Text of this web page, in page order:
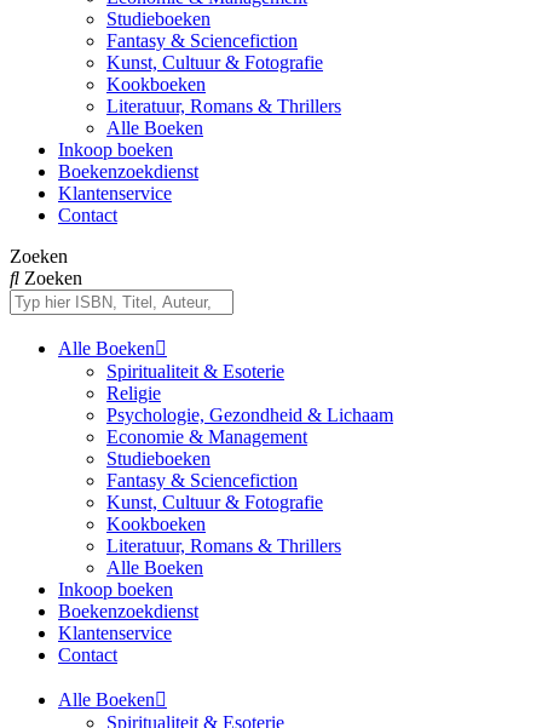
Studieboeken
Fantasy & Sciencefiction
Kunst, Cultuur & Fotografie
Kookboeken
Literatuur, Romans & Thrillers
Alle Boeken
Inkoop boeken
Boekenzoekdienst
Klantenservice
Contact
Zoeken
Zoeken
Alle Boeken
Spiritualiteit & Esoterie
Religie
Psychologie, Gezondheid & Lichaam
Economie & Management
Studieboeken
Fantasy & Sciencefiction
Kunst, Cultuur & Fotografie
Kookboeken
Literatuur, Romans & Thrillers
Alle Boeken
Inkoop boeken
Boekenzoekdienst
Klantenservice
Contact
Alle Boeken
Spiritualiteit & Esoterie